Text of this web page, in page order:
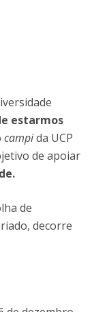
estarmos
campida UCP
de apoiar
de
decorre